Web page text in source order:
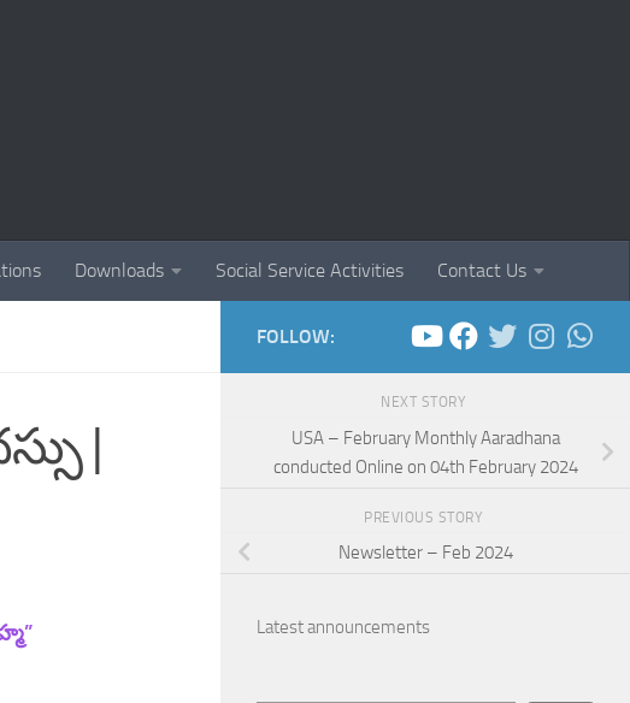
Downloads Social Service Activities Contact Us
|
FOLLOW:
NEXT STORY
USA – February Monthly Aaradhana
conducted Online on 04th February 2024
PREVIOUS STORY
Newsletter – Feb 2024
Latest announcements